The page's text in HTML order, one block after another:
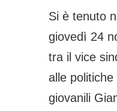
Si è tenuto
giovedì 24
tra il vice
alle
giovanili